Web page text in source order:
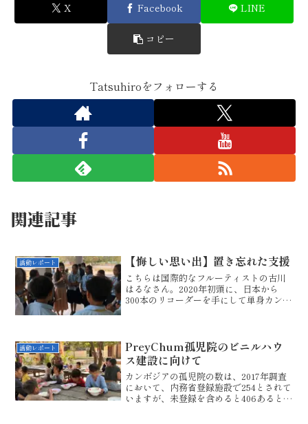
X Facebook LINE
コピー
Tatsuhiroをフォローする
関連記事
活動レポート 【悔しい思い出】置き忘れた支援
こちらは国際的なフルーティストの古川
はるなさん。2020年初頭に、日本から
300本のリコーダーを手にして単身カンボ
際コンクールでも優勝...
活動レポート
PreyChum孤児院のビニルハウ
ス建設に向けて
カンボジアの孤児院の数は、2017年調査
において、内務省登録施設で254とされて
いますが、未登録を含めると406あるとの